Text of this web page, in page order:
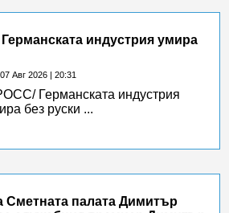
индустрия умира
07 Авг 2026 | 20:31
Германската индустрия
без руски ...
Сметната палата Димитър